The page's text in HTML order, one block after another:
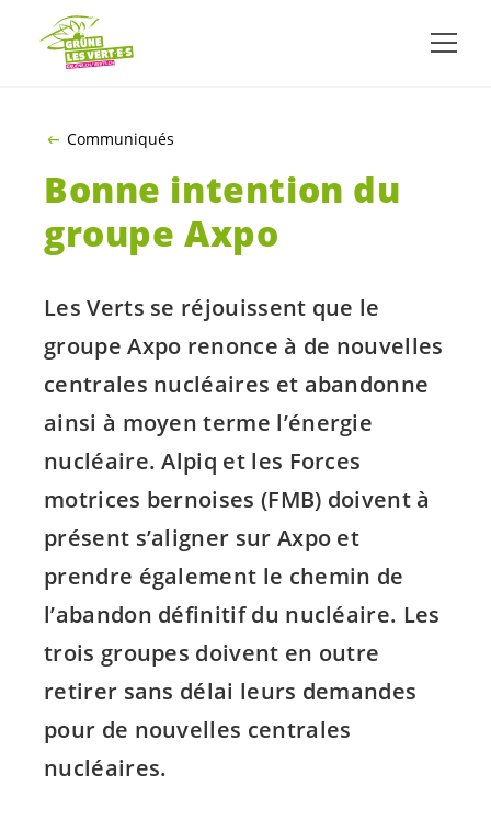
ALLER AU CONTENU PRINCIPAL
Communiqués
Bonne intention du
groupe Axpo
Les Verts se réjouissent que le
groupe Axpo renonce à de nouvelles
centrales nucléaires et abandonne
ainsi à moyen terme l’énergie
nucléaire. Alpiq et les Forces
motrices bernoises (FMB) doivent à
présent s’aligner sur Axpo et
prendre également le chemin de
l’abandon définitif du nucléaire. Les
trois groupes doivent en outre
retirer sans délai leurs demandes
pour de nouvelles centrales
nucléaires.